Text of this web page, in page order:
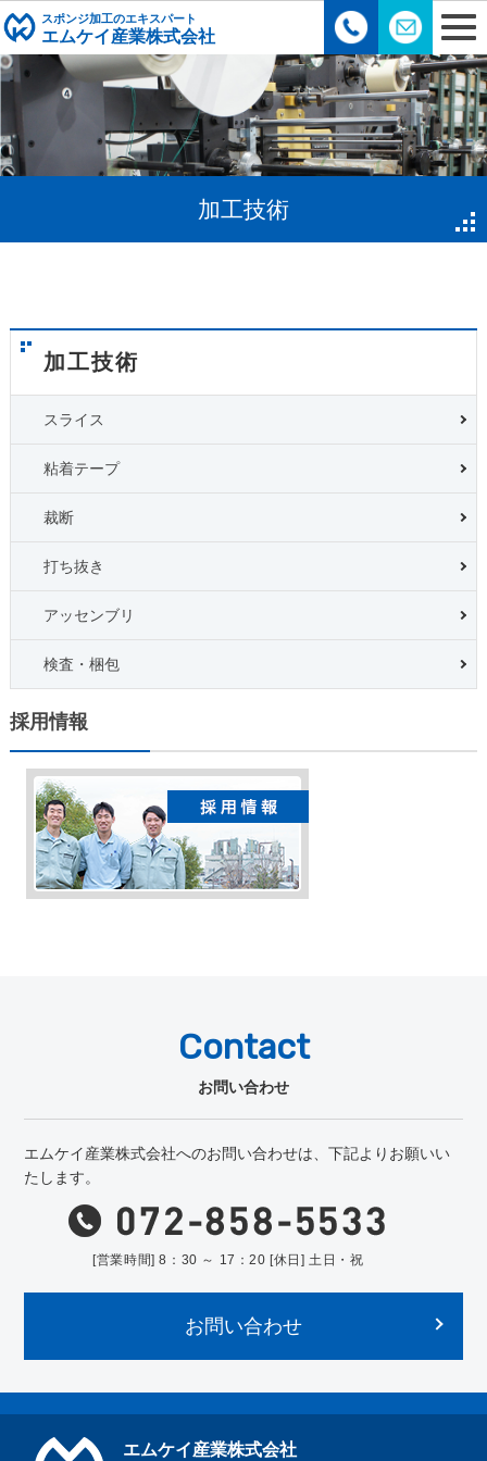
スポンジ加工のエキスパート
エムケイ産業株式会社
加工技術
加工技術
スライス
粘着テープ
裁断
打ち抜き
アッセンブリ
検査・梱包
採用情報
Contact
お問い合わせ
エムケイ産業株式会社へのお問い合わせは、下記よりお願いい
たします。
[営業時間] 8：30 ～ 17：20 [休日] 土日・祝
お問い合わせ
エムケイ産業株式会社